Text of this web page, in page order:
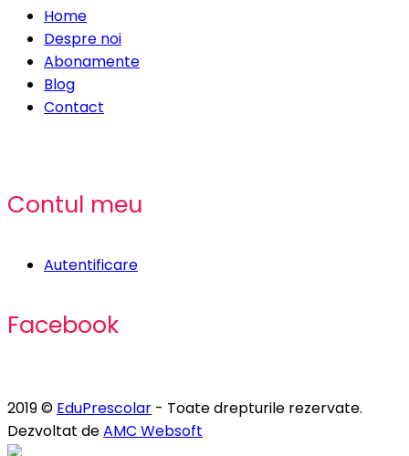
Home
Despre noi
Abonamente
Blog
Contact
Contul meu
Autentificare
Facebook
2019 © EduPrescolar - Toate drepturile rezervate.
Dezvoltat deAMC Websoft